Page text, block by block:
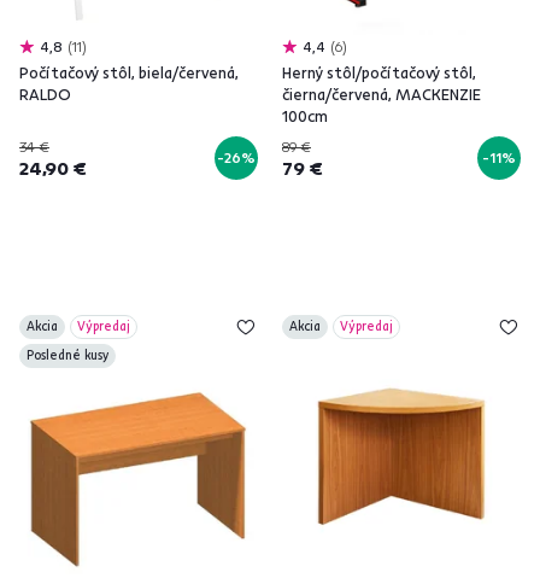
4,8 11
Počítačový stôl, biela/červená,
RALDO
34 €
24,90 € -26%
4,4 6
Herný stôl/počítačový stôl,
čierna/červená, MACKENZIE
100cm
89 €
79 € -11%
Akcia
Výpredaj
Posledné kusy
Akcia Výpredaj